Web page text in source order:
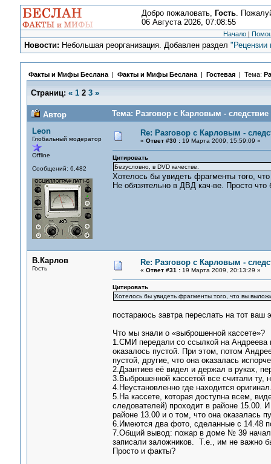
Добро пожаловать, Гость.
06 Августа 2026, 07:08:55
Начало |
Новости: Небольшая реорганизация. Добавлен раздел"Рецензии
Факты и Мифы Беслана| Факты и Мифы Беслана| Гостевая | Тема:
Страниц: « 1 2 3 »
Автор
Тема: Разговор с Карловым -
Leon
Глобальный модератор
Offline
Сообщений: 6,482
Re: Разговор с Карловым -
« Ответ #30 :19 Марта 2009, 15:59:09 »
Цитировать
Безусловно, в DVD качестве.
Хотелось бы увидеть фрагменты того,
Не обязятельно в ДВД кач-ве. Просто
В.Карлов
Гость
Re: Разговор с Карловым -
« Ответ #31 :19 Марта 2009, 20:13:29 »
Цитировать
Хотелось бы увидеть фрагменты того, что вы
постараюсь завтра переслать на тот
Что мы знали о «выброшенной кассете»?
1.СМИ передали со ссылкой на Андреева
оказалось пустой. При этом, потом
пустой, другие, что она оказалась
2.Дзантиев её видел и держал в руках,
3.Выброшенной кассетой все считали ту,
4.Неустановленно где находится
5.На кассете, которая доступна всем,
следователей) проходит в районе 15.00.
районе 13.00 и о том, что она оказалась
6.Имеются два фото, сделанные с 14.48
7.Общий вывод: пожар в доме № 39
записали заложников. Т.е., им не важно
Просто и факты?